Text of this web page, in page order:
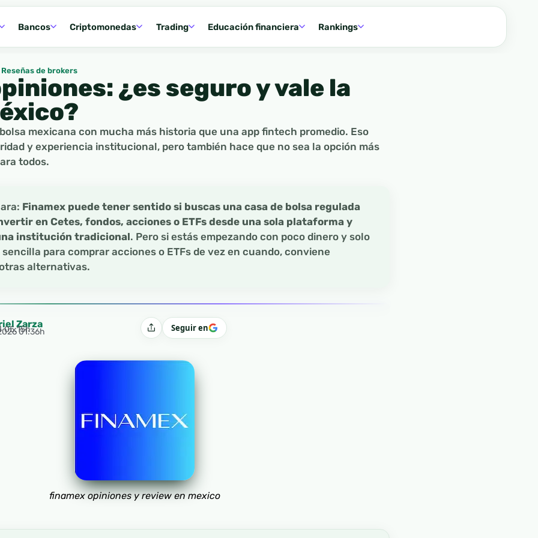
Bancos Criptomonedas Trading Educación financiera Rankings
Reseñas de brokers
¿es seguro y vale la
mexicana con mucha más historia que una app fintech promedio. Eso
y experiencia institucional, pero también hace que no sea la opción más
todos.
Finamex puede tener sentido si buscas una casa de bolsa regulada
en Cetes, fondos, acciones o ETFs desde una sola plataforma y
institución tradicional. Pero si estás empezando con poco dinero y solo
para comprar acciones o ETFs de vez en cuando, conviene
alternativas.
Zarza
05:15h01:36h CompartirSeguir en
finamex opiniones y review en mexico